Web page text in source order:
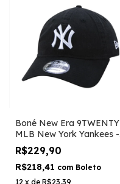
Boné New Era 9TWENTY
MLB New York Yankees -
Preto
R$229,90
R$218,41 com Boleto
12 x de R$23,39